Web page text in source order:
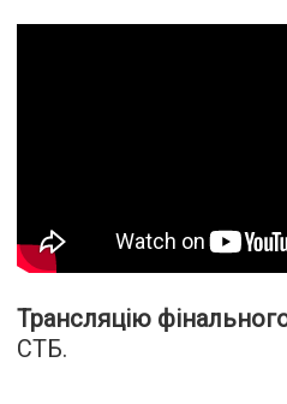
Трансляцію
СТБ.